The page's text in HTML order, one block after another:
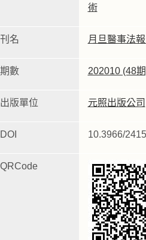
術
刊名 月旦醫事法
期數 202010 (48
出版單位 元照出版公司
DOI 10.3966/
QRCode